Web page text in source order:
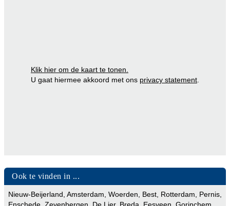
Klik hier om de kaart te tonen.
U gaat hiermee akkoord met ons privacy statement
Ook te vinden in ...
Nieuw-Beijerland Amsterdam Woerden Best Rotterdam Pernis
Enschede Zevenbergen De Lier, Breda Eesveen Gorinchem